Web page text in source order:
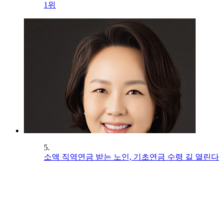
1위
5.
소액 직역연금 받는 노인, 기초연금 수령 길 열린다